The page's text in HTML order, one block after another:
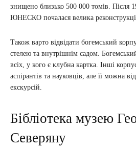
знищено близько 500 000 томів. Після
ЮНЕСКО почалася велика
Також варто відвідати богемський
стелею та внутрішнім садом.
всіх, у кого є клубна картка. Інші
аспірантів та науковців, але її можна
екскурсій.
Бібліотека музею
Северяну